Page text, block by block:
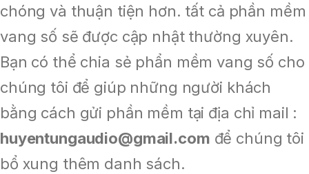
chóng và thuận tiện hơn. tất cả phần mềm
vang số sẽ được cập nhật thường xuyên.
Bạn có thể chia sẻ phẩn mềm vang số cho
chúng tôi để giúp những người khách
bằng cách gửi phần mềm tại địa chỉ mail :
huyentungaudio@gmail.com để chúng tôi
bổ xung thêm danh sách.